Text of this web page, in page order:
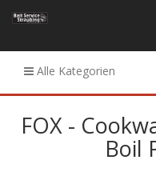
Alle Kategorien
FOX -
Boil